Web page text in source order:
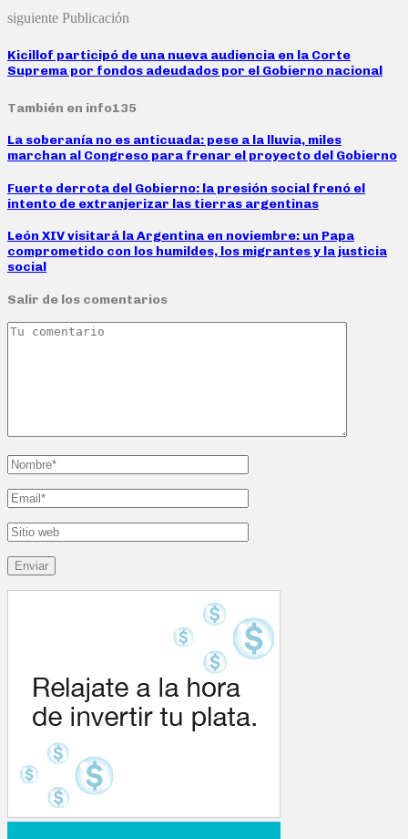
siguiente Publicación
Kicillof participó de una nueva audiencia en la Corte
Suprema por fondos adeudados por el Gobierno nacional
También en info135
La soberanía no es anticuada: pese a la lluvia, miles
marchan al Congreso para frenar el proyecto del Gobierno
Fuerte derrota del Gobierno: la presión social frenó el
intento de extranjerizar las tierras argentinas
León XIV visitará la Argentina en noviembre: un Papa
comprometido con los humildes, los migrantes y la justicia
social
Salir de los comentarios